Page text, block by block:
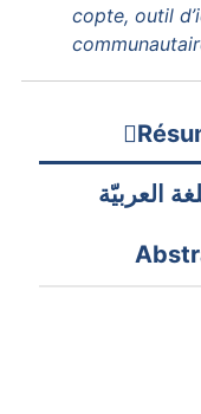
copte, outil
العربيّة